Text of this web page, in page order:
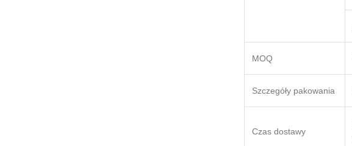
MOQ
Szczegóły pakowania
Czas dostawy